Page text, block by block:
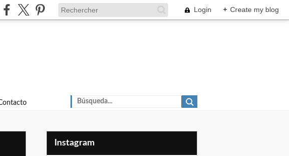
Login + Create my blog
Instagram